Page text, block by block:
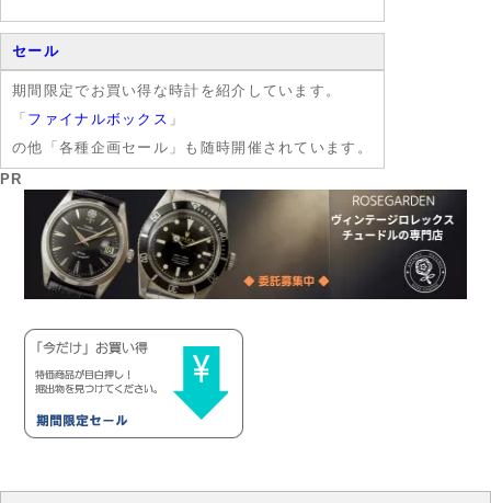
セール
期間限定でお買い得な時計を紹介しています。
「 ファイナルボックス 」
の他「各種企画セール」も随時開催されています。
PR